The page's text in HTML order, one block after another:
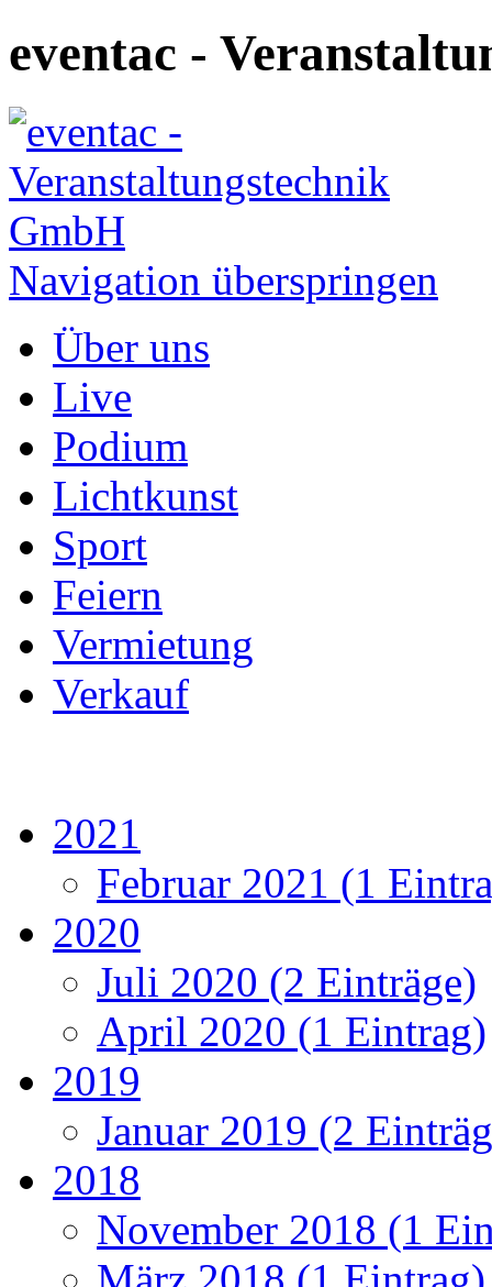
eventac -
Navigation überspringen
Über uns
Live
Podium
Lichtkunst
Sport
Feiern
Vermietung
Verkauf
2021
Februar 2021 (1
2020
Juli 2020 (2 Einträge)
April 2020 (1 Eintrag)
2019
Januar 2019 (2
2018
November 2018 (1